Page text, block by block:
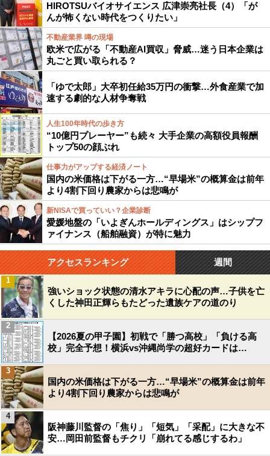
HIROTSUバイオサイエンス 広津崇亮社長（4）「が
んが怖くない時代をつくりたい」
不動産業界 噂の現場
欧米で広がる「不動産AI買収」脅威…迷う日本企業は
丸ごと買い取られる？
「ゆで太郎」大卒初任給35万円の衝撃…外食産業で加
速する劇的な人材争奪戦
人生100年時代の歩き方
“10億円プレーヤー”も続々 大手企業の高額役員報酬
トップ50の顔ぶれ
仕事力がアップする経済ノート
国内の米価格は下がる一方…“早場米”の概算金は前年
より4割下回り農家からは悲鳴が
新NISAで買っていい？企業診断
愛媛地盤の「いよぎんホールディングス」はシップフ
ァイナンス（船舶融資）が特に魅力
アクセスランキング 週間
強いショック状態の清水アキラに心配の声…子供を亡
くした神田正輝らもたどった遺族ケアの道のり
1
【2026夏の甲子園】初戦で「勝つ高校」「負ける高
校」完全予想！横浜vs沖縄尚学の超好カードは…
2
国内の米価格は下がる一方…“早場米”の概算金は前年
より4割下回り農家からは悲鳴が
3
阪神藤川監督の「焦り」「短気」「采配」に大きな不
安…岡田前監督もチクリ「崩れてる感じするわ」
4